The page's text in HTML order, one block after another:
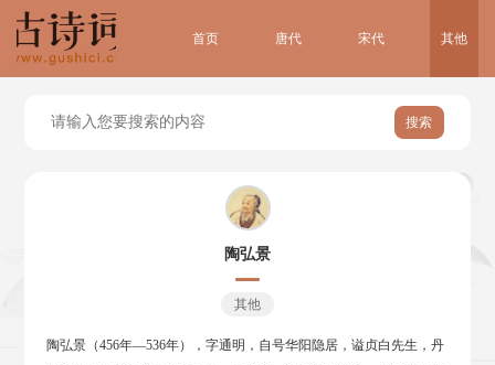
首页 唐代 宋代 其他
搜索
陶弘景
其他
陶弘景（456年—536年），字通明，自号华阳隐居，谥贞白先生，丹